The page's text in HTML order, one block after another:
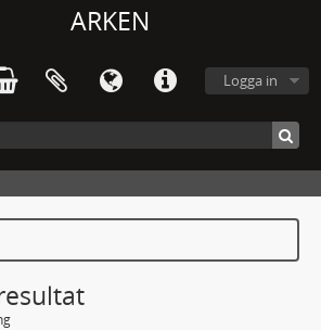
ARKEN
Logga in